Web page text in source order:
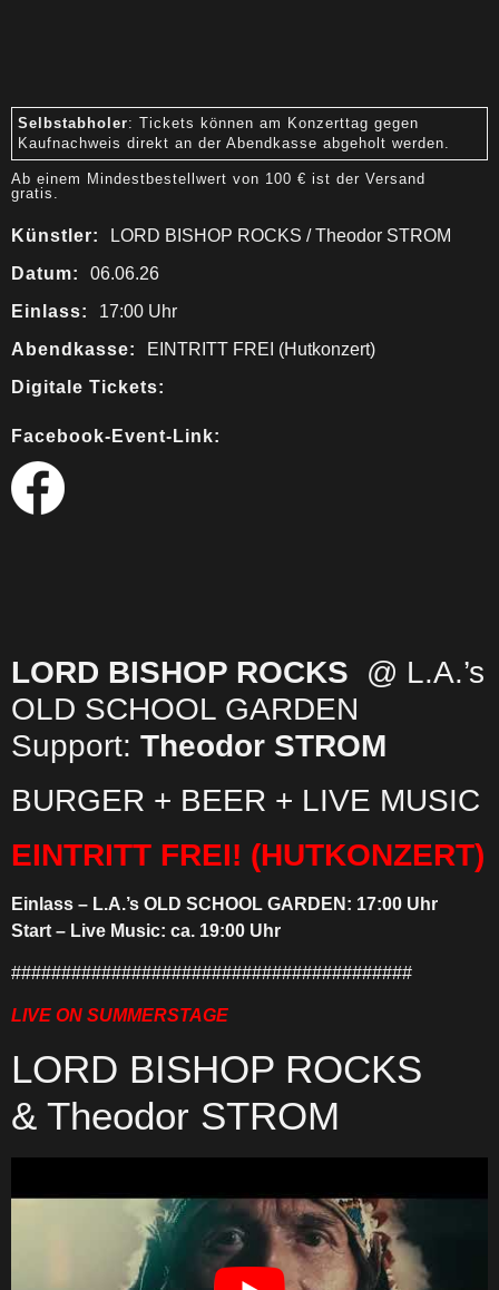
Selbstabholer: Tickets können am Konzerttag gegen
Kaufnachweis direkt an der Abendkasse abgeholt werden.
Ab einem Mindestbestellwert von 100 € ist der Versand
gratis.
Künstler:
LORD BISHOP ROCKS / Theodor STROM
Datum:
06.06.26
Einlass:
17:00 Uhr
Abendkasse:
EINTRITT FREI (Hutkonzert)
Digitale Tickets:
Facebook-Event-Link:
LORD BISHOP ROCKS
@ L.A.’s
OLD SCHOOL GARDEN
Support: Theodor STROM
BURGER + BEER + LIVE MUSIC
EINTRITT FREI! (HUTKONZERT)
Einlass – L.A.’s OLD SCHOOL GARDEN: 17:00 Uhr
Start – Live Music: ca. 19:00 Uhr
########################################
LIVE ON SUMMERSTAGE
LORD BISHOP ROCKS
& Theodor STROM